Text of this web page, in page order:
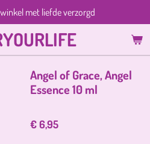
met liefde verzorgd
Angel of Grace, Angel
Essence 10 ml
€ 6,95